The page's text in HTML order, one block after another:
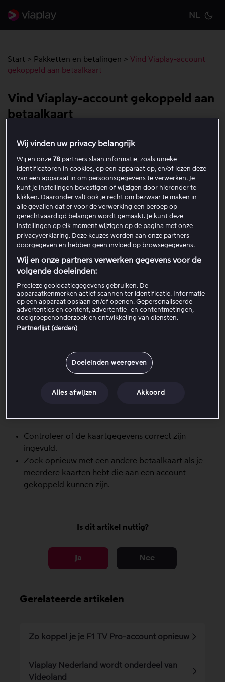
NL
Start > Pakketten en betalingen > Vind Viaplay-account
gekoppeld aan betaalkaart
Vind Viaplay-account gekoppeld aan
betaalkaart
Zo ga je te werk
Ga naarhttps://account.viaplay.com/find
Deze pagina wordt gebruikt om accounts te zoeken
die aan een betaalkaart zijn gekoppeld.
Log in op viaplay.com als je daarom wordt
gevraagd.
Je moet ingelogd zijn om de zoekopdracht uit te
voeren.
Vul de gegevens van de betaalkaart in op de
zoekpagina.
Verstuur de zoekopdracht.
Zo worden de resultaten weergegeven
Om veiligheidsredenen wordt het volledige
kaartnummer niet opgeslagen.
met de delen van het kaartnummer die je invoert.
Een deel van de gebruikersnaam of het e-mailadres
moet voldoende zijn om het account te herkennen.
Controleer of de kaartgegevens correct zijn
ingevuld.
Zoek opnieuw met een andere betaalkaart als je
meerdere kaarten hebt die aan een account
gekoppeld kunnen zijn.
Is dit artikel nuttig?
Ja Nee
Gerelateerde artikelen
Zo koppel je je F1 TV Pro-account opnieuw
Viaplay Nederland wordt onderdeel van
Videoland
Wij vinden uw privacy belangrijk
Wij en onze78 partners slaan informatie, zoals unieke
identificatoren in cookies, op een apparaat op, en/of lezen deze
van een apparaat in om persoonsgegevens te verwerken. Je
kunt je instellingen bevestigen of wijzigen door hieronder te
klikken. Daaronder valt ook je recht om bezwaar te maken in
alle gevallen dat er voor de verwerking een beroep op
gerechtvaardigd belangen wordt gemaakt. Je kunt deze
instellingen op elk moment wijzigen op de pagina met onze
privacyverklaring. Deze keuzes worden aan onze partners
doorgegeven en hebben geen invloed op browsegegevens.
Wij en onze partners verwerken gegevens voor de
volgende doeleinden:
Precieze geolocatiegegevens gebruiken. De
apparaatkenmerken actief scannen ter identificatie. Informatie
op een apparaat opslaan en/of openen. Gepersonaliseerde
advertenties en content, advertentie- en contentmetingen,
doelgroepenonderzoek en ontwikkeling van diensten.
Partnerlijst (derden)
Doeleinden weergeven
Alles afwijzen Akkoord